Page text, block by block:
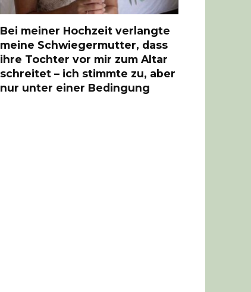
Bei meiner Hochzeit verlangte
meine Schwiegermutter, dass
ihre Tochter vor mir zum Altar
schreitet – ich stimmte zu, aber
nur unter einer Bedingung